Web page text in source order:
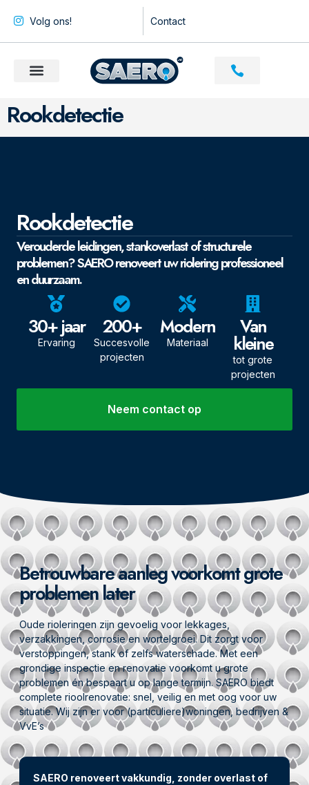
Volg ons! Contact
Rookdetectie
Rookdetectie
Verouderde leidingen, stankoverlast of structurele
problemen? SAERO renoveert uw riolering professioneel
en duurzaam.
30+ jaar
Ervaring
200+
Succesvolle
projecten
Modern
Materiaal
Van
kleine
tot grote
projecten
Neem contact op
Betrouwbare aanleg voorkomt grote
problemen later
Oude rioleringen zijn gevoelig voor lekkages,
verzakkingen, corrosie en wortelgroei. Dit zorgt voor
verstoppingen, stank of zelfs waterschade. Met een
grondige inspectie en renovatie voorkomt u grote
problemen én bespaart u op lange termijn. SAERO biedt
complete rioolrenovatie: snel, veilig en met oog voor uw
situatie. Wij zijn er voor (particuliere)woningen, bedrijven &
VvE’s
SAERO renoveert vakkundig, zonder overlast of